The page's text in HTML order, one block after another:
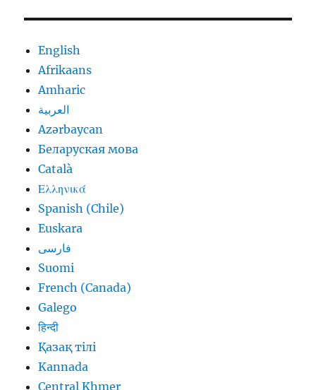
English
Afrikaans
Amharic
العربية
Azərbaycan
Беларуская мова
Català
Ελληνικά
Spanish (Chile)
Euskara
فارسی
Suomi
French (Canada)
Galego
हिन्दी
Қазақ тілі
Kannada
Central Khmer